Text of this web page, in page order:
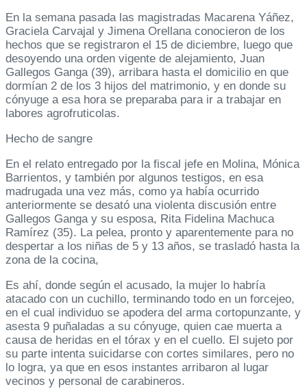
En la semana pasada las magistradas Macarena Yáñez,
Graciela Carvajal y Jimena Orellana conocieron de los
hechos que se registraron el 15 de diciembre, luego que
desoyendo una orden vigente de alejamiento, Juan
Gallegos Ganga (39), arribara hasta el domicilio en que
dormían 2 de los 3 hijos del matrimonio, y en donde su
cónyuge a esa hora se preparaba para ir a trabajar en
labores agrofruticolas.
Hecho de sangre
En el relato entregado por la fiscal jefe en Molina, Mónica
Barrientos, y también por algunos testigos, en esa
madrugada una vez más, como ya había ocurrido
anteriormente se desató una violenta discusión entre
Gallegos Ganga y su esposa, Rita Fidelina Machuca
Ramírez (35). La pelea, pronto y aparentemente para no
despertar a los niñas de 5 y 13 años, se trasladó hasta la
zona de la cocina,
Es ahí, donde según el acusado, la mujer lo habría
atacado con un cuchillo, terminando todo en un forcejeo,
en el cual individuo se apodera del arma cortopunzante, y
asesta 9 puñaladas a su cónyuge, quien cae muerta a
causa de heridas en el tórax y en el cuello. El sujeto por
su parte intenta suicidarse con cortes similares, pero no
lo logra, ya que en esos instantes arribaron al lugar
vecinos y personal de carabineros.